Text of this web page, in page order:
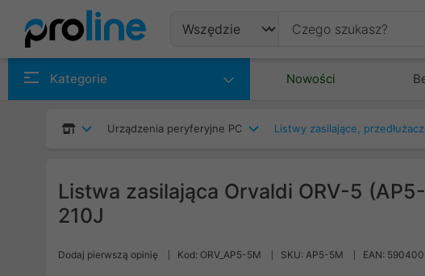
Kategorie Nowości
Urządzenia peryferyjne PC Listwy zasilające,
Listwa zasilająca Orvaldi ORV-5
210J
Dodaj pierwszą opinię Kod: ORV_AP5-5M SKU: AP5-5M EAN: